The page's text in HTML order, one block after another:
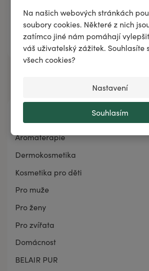
Na našich webových stránkách
soubory cookies. Některé z nich
zatímco jiné nám pomáhají
váš uživatelský zážitek. Souhlasíte
všech cookies?
Nastavení
Souhlasím
Přidat do košíku
Aromaterapie
Dermokosmetika
Kosmetika pro děti
Pro muže
Pro ženy
Pro zvířata
Domácnost
BELAIR PUR